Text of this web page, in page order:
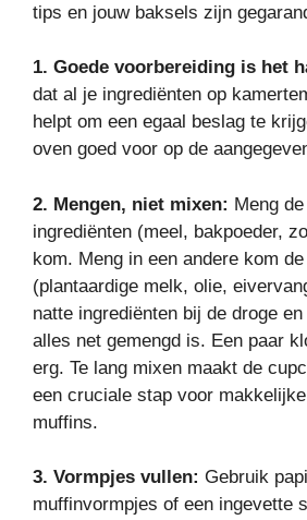
tips en jouw baksels zijn
1. Goede voorbereiding is het
dat al je ingrediënten op
helpt om een egaal beslag te
oven goed voor op de
2. Mengen, niet mixen: Meng
ingrediënten (meel, bakpoeder,
kom. Meng in een andere kom
(plantaardige melk, olie,
natte ingrediënten bij de droge
alles net gemengd is. Een paar
erg. Te lang mixen maakt de
een cruciale stap voor
muffins.
3. Vormpjes vullen: Gebruik
muffinvormpjes of een ingevette